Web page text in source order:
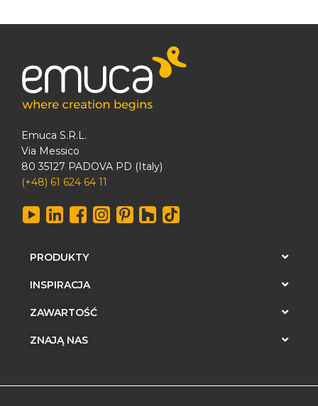
Emuca S.R.L.
Via Messico
80 35127 PADOVA PD (Italy)
(+48) 61 624 64 11
PRODUKTY
INSPIRACJA
ZAWARTOŚĆ
ZNAJĄ NAS